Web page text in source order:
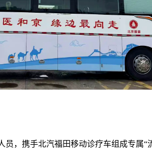
员，携手北汽福田移动诊疗车组成专属“